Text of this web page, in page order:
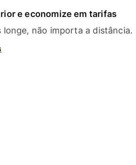
e economize em tarifas
longe, não importa a distância.